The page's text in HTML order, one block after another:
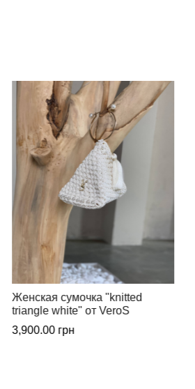
Женская сумочка ручной
работы "triangle" от VeroS
3,900.00 грн